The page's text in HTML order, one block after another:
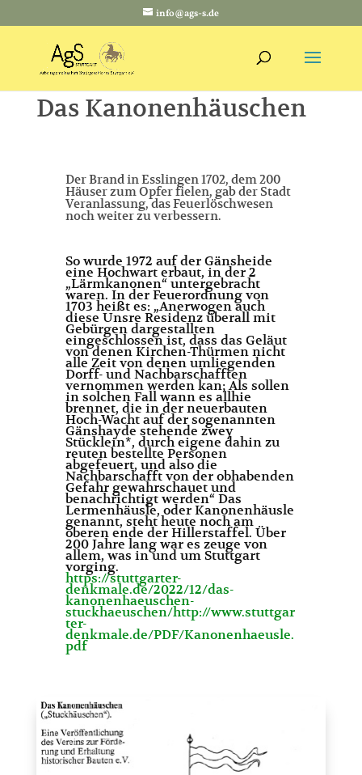
info@ags-s.de
Das Kanonenhäuschen
Der Brand in Esslingen 1702, dem 200
Häuser zum Opfer fielen, gab der Stadt
Veranlassung, das Feuerlöschwesen
noch weiter zu verbessern.
So wurde 1972 auf der Gänsheide
eine Hochwart erbaut, in der 2
„Lärmkanonen“ untergebracht
waren. In der Feuerordnung von
1703 heißt es: „Anerwogen auch
diese Unsre Residenz überall mit
Gebürgen dargestallten
eingeschlossen ist, dass das Geläut
von denen Kirchen-Thürmen nicht
alle Zeit von denen umliegenden
Dorff- und Nachbarschafften
vernommen werden kan; Als sollen
in solchen Fall wann es allhie
brennet, die in der neuerbauten
Hoch-Wacht auf der sogenannten
Gänshayde stehende zwey
Stücklein*, durch eigene dahin zu
reuten bestellte Personen
abgefeuert, und also die
Nachbarschafft von der obhabenden
Gefahr gewahrschauet und
benachrichtigt werden“ Das
Lermenhäusle, oder Kanonenhäusle
genannt, steht heute noch am
oberen ende der Hillerstaffel. Über
200 Jahre lang war es zeuge von
allem, was in und um Stuttgart
vorging.
https://stuttgarter-
denkmale.de/2022/12/das-
kanonenhaeuschen-
stuckhaeuschen/http://www.stuttgar
ter-
denkmale.de/PDF/Kanonenhaeusle.
pdf